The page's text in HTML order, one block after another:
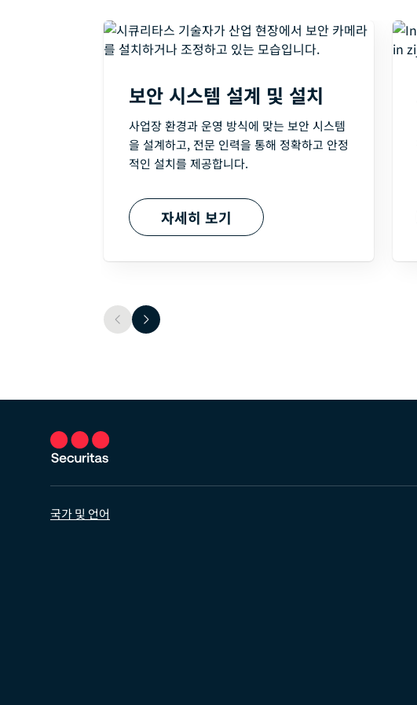
보안 시스템 설계 및 설치
사업장 환경과 운영 방식에 맞는 보안 시스템
을 설계하고, 전문 인력을 통해 정확하고 안정
적인 설치를 제공합니다.
자세히 보기
국가 및 언어